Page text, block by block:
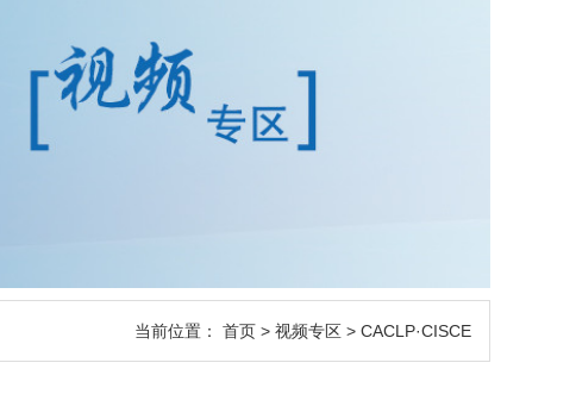
当前位置： 首页 > 视频专区 > CACLP·CISCE